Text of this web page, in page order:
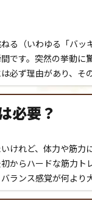
る（いわゆる「バッ
です。突然の挙動に
必ず理由があり、そ
必要？
けれど、体力や筋力
からハードな筋力ト
ランス感覚が何より